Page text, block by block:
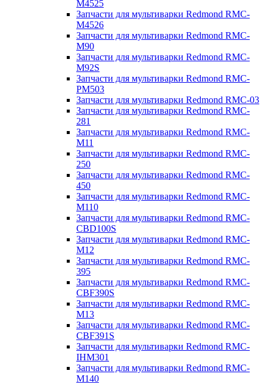
M4525
Запчасти для мультиварки Redmond RMC-
M4526
Запчасти для мультиварки Redmond RMC-
M90
Запчасти для мультиварки Redmond RMC-
M92S
Запчасти для мультиварки Redmond RMC-
PM503
Запчасти для мультиварки Redmond RMC-03
Запчасти для мультиварки Redmond RMC-
281
Запчасти для мультиварки Redmond RMC-
M11
Запчасти для мультиварки Redmond RMC-
250
Запчасти для мультиварки Redmond RMC-
450
Запчасти для мультиварки Redmond RMC-
M110
Запчасти для мультиварки Redmond RMC-
CBD100S
Запчасти для мультиварки Redmond RMC-
M12
Запчасти для мультиварки Redmond RMC-
395
Запчасти для мультиварки Redmond RMC-
CBF390S
Запчасти для мультиварки Redmond RMC-
M13
Запчасти для мультиварки Redmond RMC-
CBF391S
Запчасти для мультиварки Redmond RMC-
IHM301
Запчасти для мультиварки Redmond RMC-
M140